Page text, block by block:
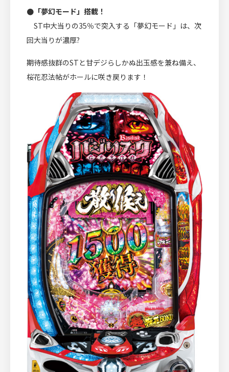
●「夢幻モード」搭載！
ST中大当りの35％で突入する「夢幻モード」は、次
回大当りが濃厚?
期待感抜群のSTと甘デジらしかぬ出玉感を兼ね備え、
桜花忍法帖がホールに咲き戻ります！